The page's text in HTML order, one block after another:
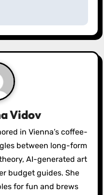
Vidov
in Vienna’s coffee-
between long-form
AI-generated art
budget guides. She
for fun and brews